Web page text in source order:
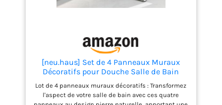
[neu.haus] Set de 4 Panneaux Muraux
Décoratifs pour Douche Salle de Bain
Toilettes Cuisine Salon Chambre
Résistant aux UV Humidité Facile à Coller
PVC 120 x 60 cm Marbre Blanc White
Lot de 4 panneaux muraux décoratifs : Transformez
l'aspect de votre salle de bain avec ces quatre